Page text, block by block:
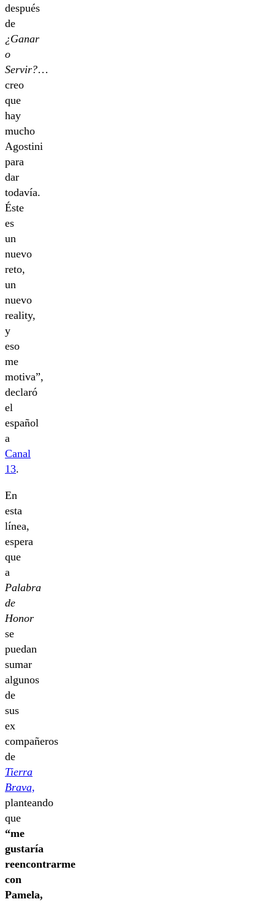
después
de
¿Ganar
o
Servir?…
creo
que
hay
mucho
Agostini
para
dar
todavía.
Éste
es
un
nuevo
reto,
un
nuevo
reality,
y
eso
me
motiva”,
declaró
el
español
a
Canal
13.
En
esta
línea,
espera
que
a
Palabra
de
Honor
se
puedan
sumar
algunos
de
sus
ex
compañeros
de
Tierra
Brava,
planteando
que
“me
gustaría
reencontrarme
con
Pamela,